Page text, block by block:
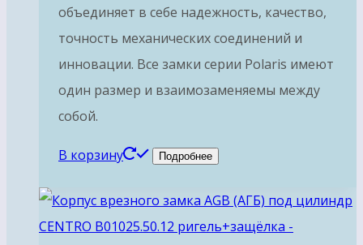
объединяет в себе надежность, качество,
точность механических соединений и
инновации. Все замки серии Polaris имеют
один размер и взаимозаменяемы между
собой.
В корзину Подробнее